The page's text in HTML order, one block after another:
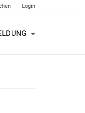
Login